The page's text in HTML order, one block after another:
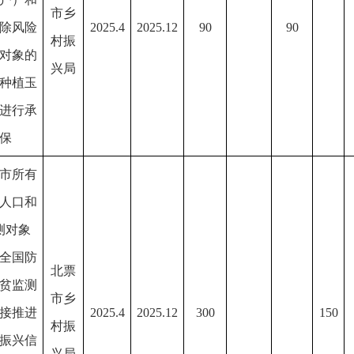
风险
象的
植玉
行承
保
市乡
村振
兴局
2025.4 2025.12 90 90
所有
口和
对象
国防
监测
推进
兴信
北票
市乡
村振
2025.4 2025.12 300 150